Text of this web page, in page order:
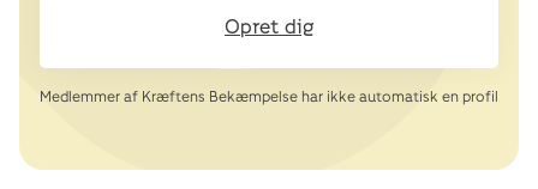
Opret dig
Medlemmer af Kræftens Bekæmpelse har ikke automatisk en profil